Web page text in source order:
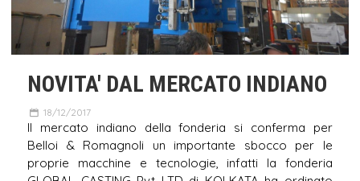
NOVITA' DAL MERCATO INDIANO
18/12/2017
Il mercato indiano della fonderia si conferma per
Belloi & Romagnoli un importante sbocco per le
proprie macchine e tecnologie, infatti la fonderia